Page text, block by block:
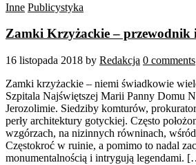
Inne Publicystyka
Zamki Krzyżackie – przewodnik
16 listopada 2018 by Redakcja 0 comments
Zamki krzyżackie – niemi świadkowie
Szpitala Najświętszej Marii Panny Domu
Jerozolimie. Siedziby komturów,
perły architektury gotyckiej. Często
wzgórzach, na nizinnych równinach,
Częstokroć w ruinie, a pomimo to nadal
monumentalnością i intrygują legendami.